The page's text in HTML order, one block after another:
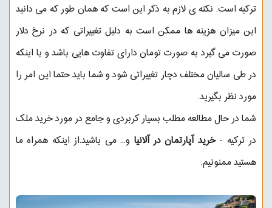
ترکیه است. نکته ی لازم به ذکر این است که همان طور که می دانید
این میزان هزینه ها ممکن است به دلیل تغییراتی که در نرخ دلار
صورت می گیرد به صورت تومان دارای تفاوت هایی باشد و یا اینکه
در طی سالیان مختلف دچار تغییراتی شود و شما باید حتما این امر را
مورد نظر بگیرید.
شما در حال مطالعه مطلب بسیار کربردی و جامع در مورد خرید ملک
در ترکیه -خرید آپارتمان در آلانیا و... می باشید.از اینکه همراه ما
هستید ممنونیم.